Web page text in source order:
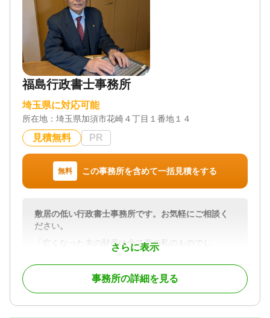
福島行政書士事務所
埼玉県に対応可能
所在地： 埼玉県加須市花崎４丁目１番地１４
見積無料 PR
無料 この事務所を含めて一括見積をする
さらに表示
敷居の低い行政書士事務所です。お気軽にご相談く
ださい。
「亡くなった夫の財産は全て妻の私のものでし
ょ！」「私は遺言が必要ですか」という相談が大変
多いです。大変仲がよかったご家族が旦那様が亡く
なった後、４９日法要が終わったとたんに争いにな
ってしまうご家族。様々な相談を受けてきました。
事務所の詳細を見る